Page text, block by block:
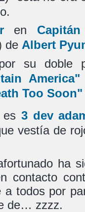
en
de Albert
su doble
America"
Too Soon"
3 dev
vestía de
ha
contacto
a todos por
de… zzzz.